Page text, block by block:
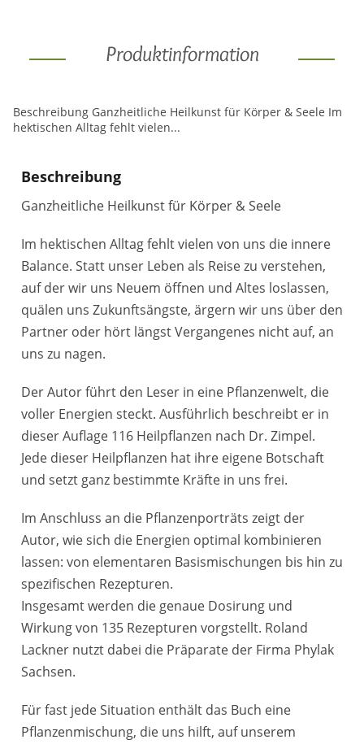
Produktinformation
Beschreibung Ganzheitliche Heilkunst für Körper & Seele Im
hektischen Alltag fehlt vielen...
Beschreibung
Ganzheitliche Heilkunst für Körper & Seele
Im hektischen Alltag fehlt vielen von uns die innere
Balance. Statt unser Leben als Reise zu verstehen,
auf der wir uns Neuem öffnen und Altes loslassen,
quälen uns Zukunftsängste, ärgern wir uns über den
Partner oder hört längst Vergangenes nicht auf, an
uns zu nagen.
Der Autor führt den Leser in eine Pflanzenwelt, die
voller Energien steckt. Ausführlich beschreibt er in
dieser Auflage 116 Heilpflanzen nach Dr. Zimpel.
Jede dieser Heilpflanzen hat ihre eigene Botschaft
und setzt ganz bestimmte Kräfte in uns frei.
Im Anschluss an die Pflanzenporträts zeigt der
Autor, wie sich die Energien optimal kombinieren
lassen: von elementaren Basismischungen bis hin zu
spezifischen Rezepturen.
Insgesamt werden die genaue Dosirung und
Wirkung von 135 Rezepturen vorgstellt. Roland
Lackner nutzt dabei die Präparate der Firma Phylak
Sachsen.
Für fast jede Situation enthält das Buch eine
Pflanzenmischung, die uns hilft, auf unserem